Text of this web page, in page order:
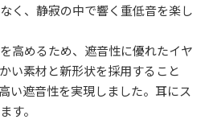
く、静寂の中で響く重低音を楽し
高めるため、遮音性に優れたイヤ
い素材と新形状を採用すること
い遮音性を実現しました。耳にス
す。